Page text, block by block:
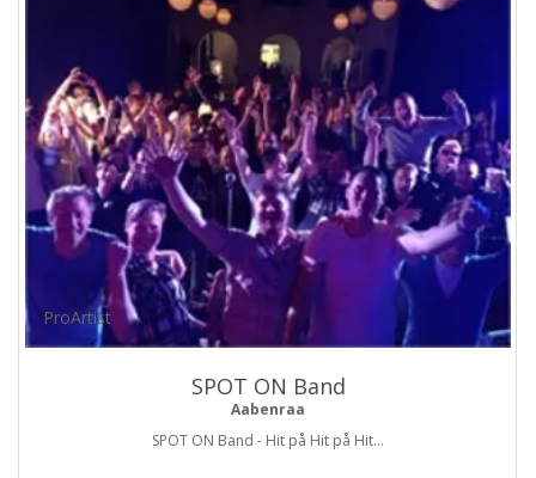
ProArtist
SPOT ON Band
Aabenraa
SPOT ON Band - Hit på Hit på Hit...